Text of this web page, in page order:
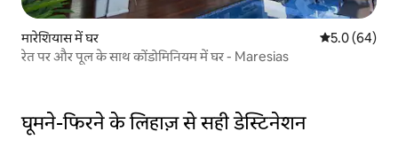
मारेशियास में घर औसत रेटिंग 5 में
5.0 (64)
रेत पर और पूल के साथ कोंडोमिनियम में घर - Maresias
घूमने-फिरने के लिहाज़ से सही डेस्टिनेशन